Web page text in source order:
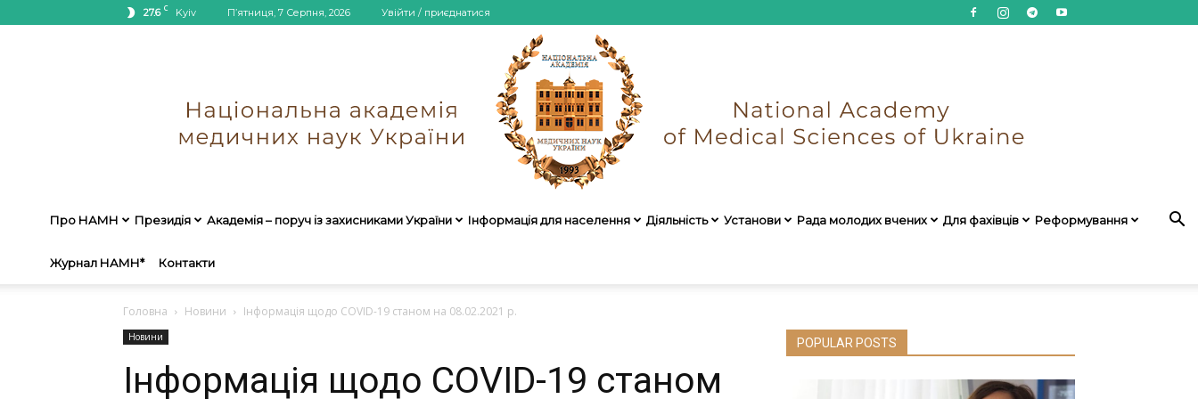
27.6 C Kyiv П’ятниця, 7 Серпня, 2026 Увійти / приєднатися
України
Про НАМН Президія Академія – поруч із захисниками України Інформація для населення Діяльність Установи Рада молодих вчених Для фахівців Реформування
Журнал НАМН* Контакти
Головна Новини Інформація щодо COVID-19 станом на 08.02.2021 р.
Новини
Інформація щодо COVID-19 станом
POPULAR POSTS